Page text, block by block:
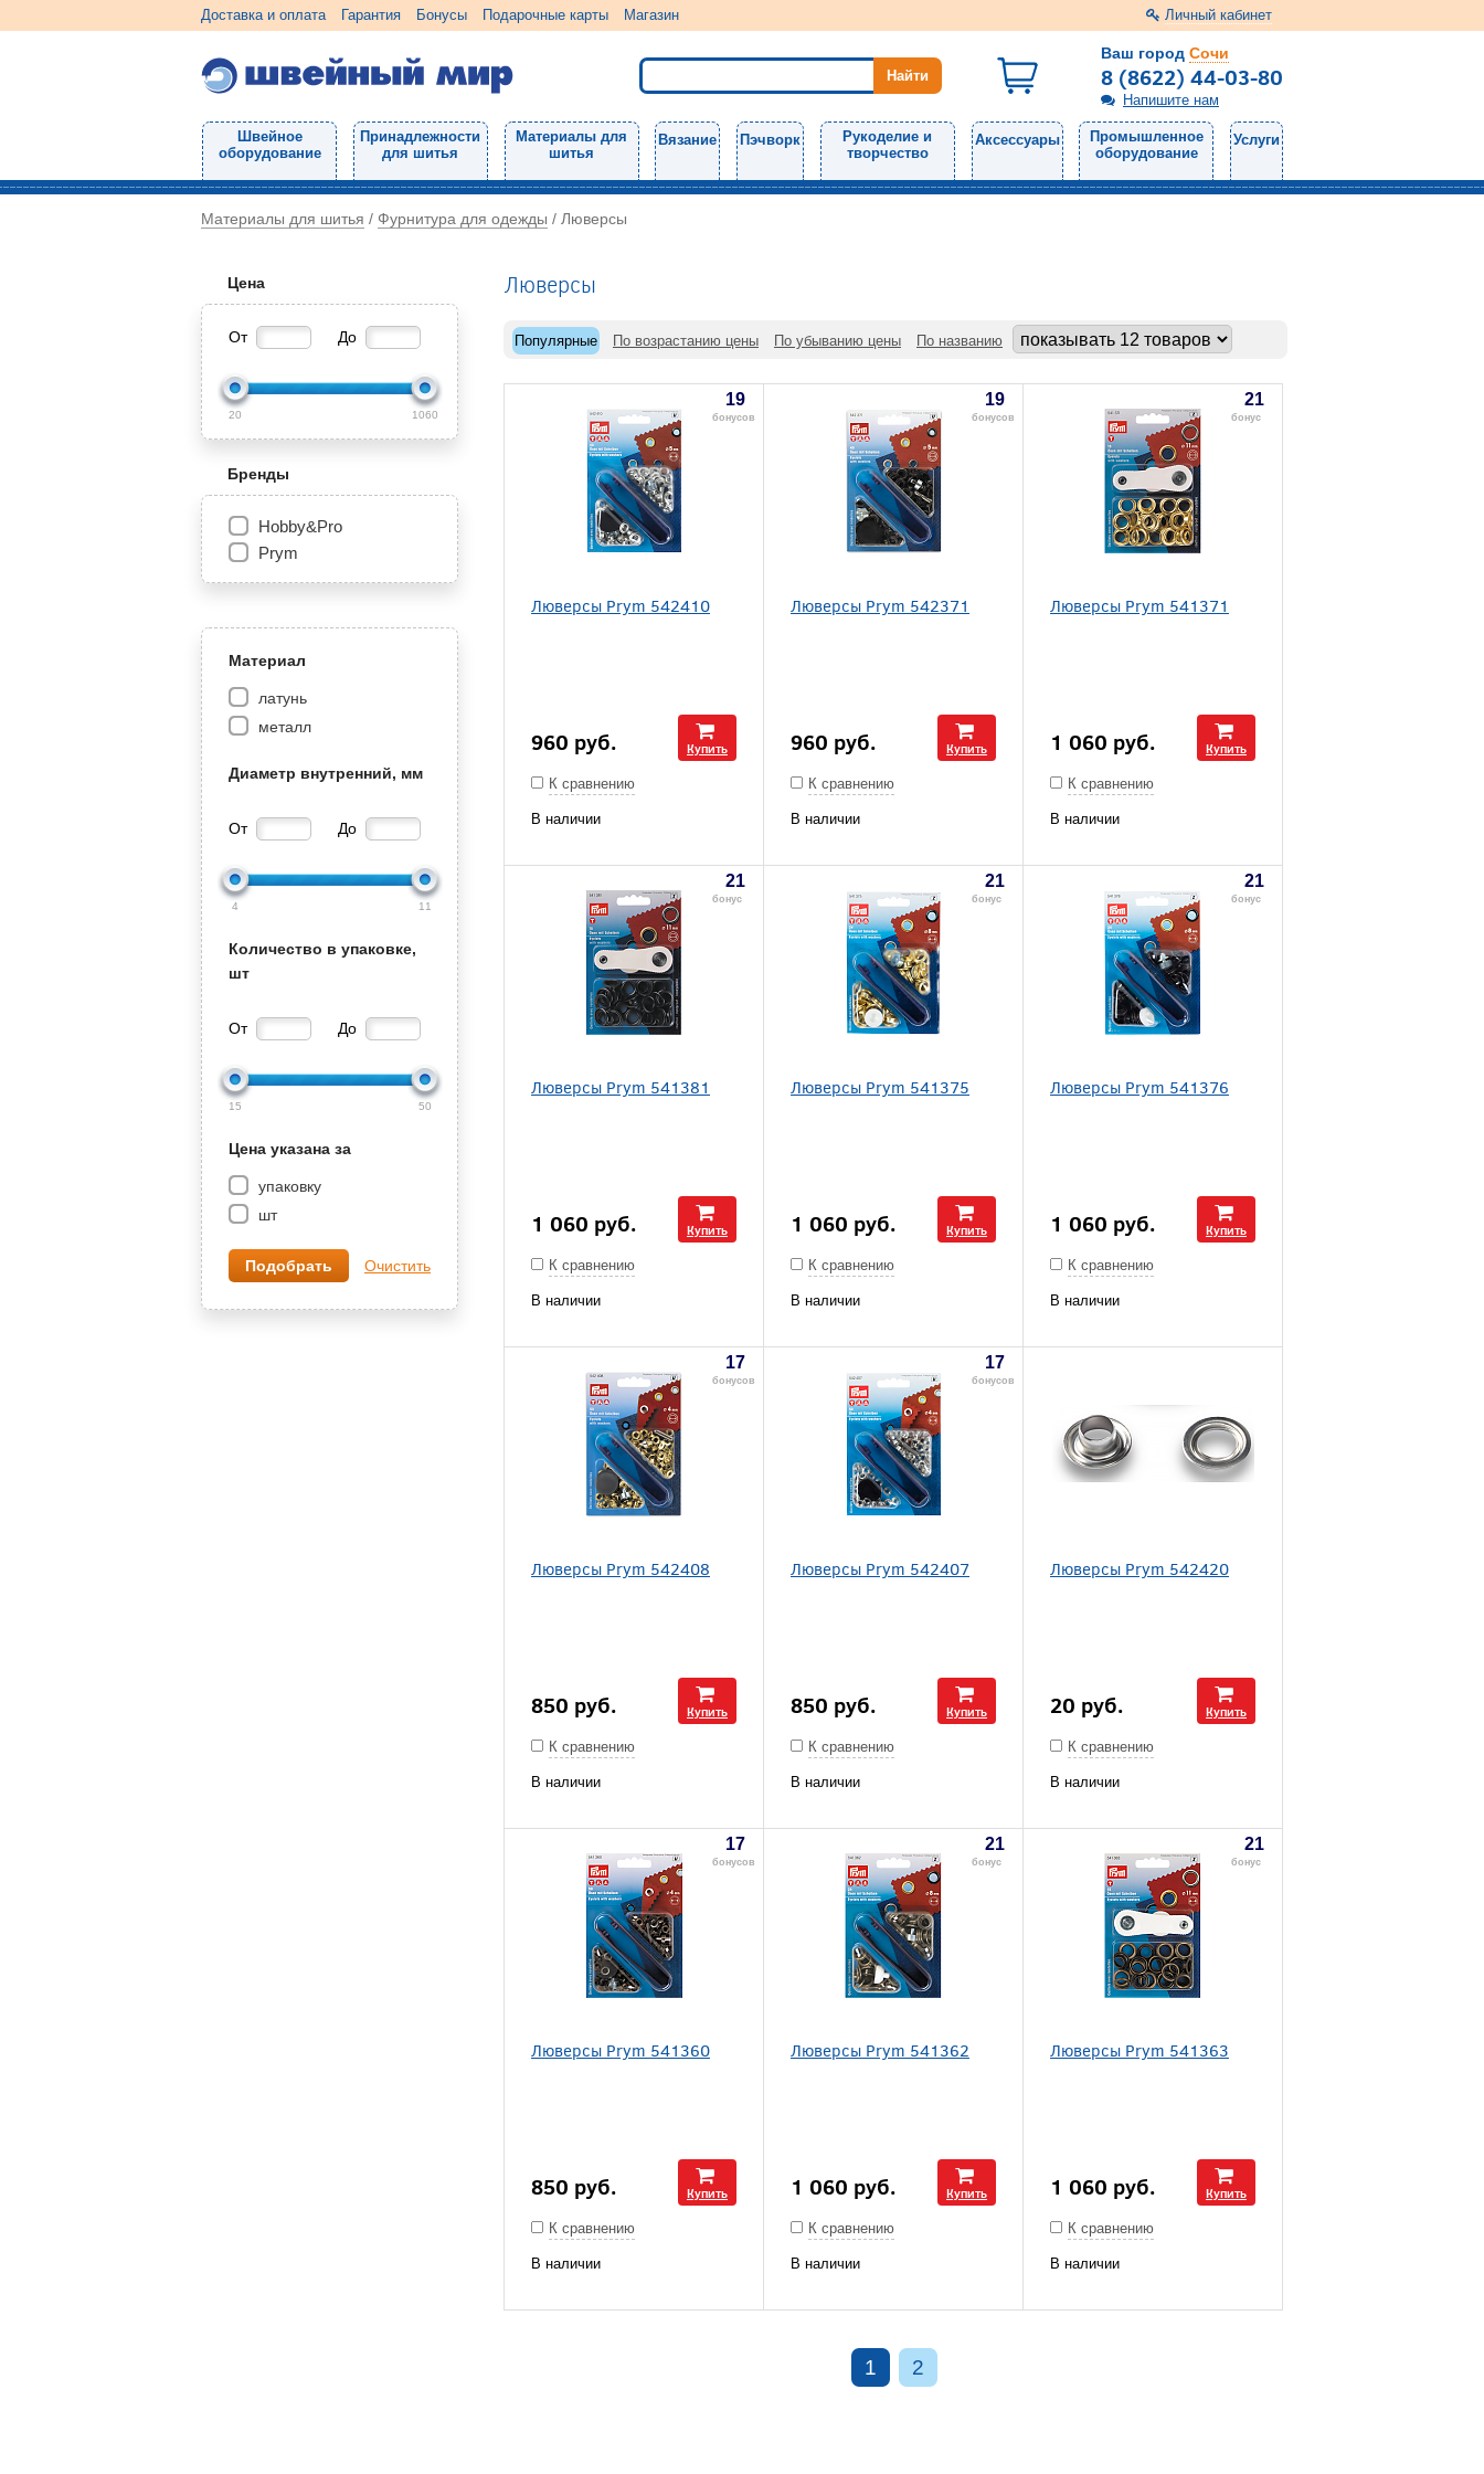
Доставка и оплата Гарантия Бонусы Подарочные карты Магазин Личный кабинет
Ваш город Сочи
8 (8622) 44-03-80
Напишите нам
Швейное
оборудование
Принадлежности
для шитья
Материалы для
шитья
Вязание Пэчворк
Рукоделие и
творчество
Аксессуары
Промышленное
оборудование
Услуги
Материалы для шитья / Фурнитура для одежды / Люверсы
Цена
От До
20 1060
Бренды
Hobby&Pro
Prym
Материал
латунь
металл
Диаметр внутренний, мм
От До
4 11
Количество в упаковке,
шт
От До
15 50
Цена указана за
упаковку
шт
Очистить
Люверсы
Популярные По возрастанию цены По убыванию цены По названию
19
бонусов
Люверсы Prym 542410
960 руб. Купить
К сравнению
В наличии
19
бонусов
Люверсы Prym 542371
960 руб. Купить
К сравнению
В наличии
21
бонус
Люверсы Prym 541371
1 060 руб. Купить
К сравнению
В наличии
21
бонус
Люверсы Prym 541381
1 060 руб. Купить
К сравнению
В наличии
21
бонус
Люверсы Prym 541375
1 060 руб. Купить
К сравнению
В наличии
21
бонус
Люверсы Prym 541376
1 060 руб. Купить
К сравнению
В наличии
17
бонусов
Люверсы Prym 542408
850 руб. Купить
К сравнению
В наличии
17
бонусов
Люверсы Prym 542407
850 руб. Купить
К сравнению
В наличии
Люверсы Prym 542420
20 руб. Купить
К сравнению
В наличии
17
бонусов
Люверсы Prym 541360
850 руб. Купить
К сравнению
В наличии
21
бонус
Люверсы Prym 541362
1 060 руб. Купить
К сравнению
В наличии
21
бонус
Люверсы Prym 541363
1 060 руб. Купить
К сравнению
В наличии
1 2